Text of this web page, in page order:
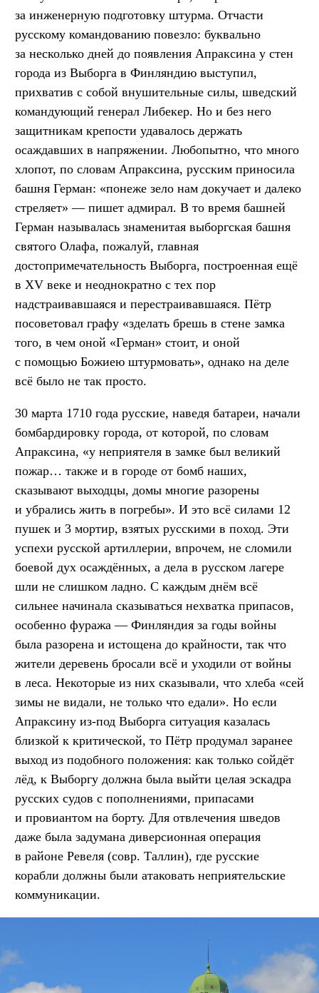
за инженерную подготовку штурма. Отчасти
русскому командованию повезло: буквально
за несколько дней до появления Апраксина у стен
города из Выборга в Финляндию выступил,
прихватив с собой внушительные силы, шведский
командующий генерал Либекер. Но и без него
защитникам крепости удавалось держать
осаждавших в напряжении. Любопытно, что много
хлопот, по словам Апраксина, русским приносила
башня Герман: «понеже зело нам докучает и далеко
стреляет» — пишет адмирал. В то время башней
Герман называлась знаменитая выборгская башня
святого Олафа, пожалуй, главная
достопримечательность Выборга, построенная ещё
в XV веке и неоднократно с тех пор
надстраивавшаяся и перестраивавшаяся. Пётр
посоветовал графу «зделать брешь в стене замка
того, в чем оной «Герман» стоит, и оной
с помощью Божиею штурмовать», однако на деле
всё было не так просто.
30 марта 1710 года русские, наведя батареи, начали
бомбардировку города, от которой, по словам
Апраксина, «у неприятеля в замке был великий
пожар… также и в городе от бомб наших,
сказывают выходцы, домы многие разорены
и убрались жить в погребы». И это всё силами 12
пушек и 3 мортир, взятых русскими в поход. Эти
успехи русской артиллерии, впрочем, не сломили
боевой дух осаждённых, а дела в русском лагере
шли не слишком ладно. С каждым днём всё
сильнее начинала сказываться нехватка припасов,
особенно фуража — Финляндия за годы войны
была разорена и истощена до крайности, так что
жители деревень бросали всё и уходили от войны
в леса. Некоторые из них сказывали, что хлеба «сей
зимы не видали, не только что едали». Но если
Апраксину из-под Выборга ситуация казалась
близкой к критической, то Пётр продумал заранее
выход из подобного положения: как только сойдёт
лёд, к Выборгу должна была выйти целая эскадра
русских судов с пополнениями, припасами
и провиантом на борту. Для отвлечения шведов
даже была задумана диверсионная операция
в районе Ревеля (совр. Таллин), где русские
корабли должны были атаковать неприятельские
коммуникации.